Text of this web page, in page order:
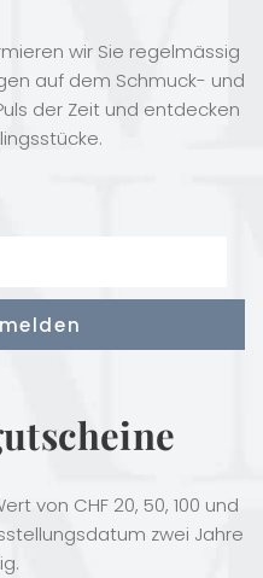
wir Sie regelmässig
auf dem Schmuck- und
der Zeit und entdecken
von CHF 20, 50, 100 und
zwei Jahre